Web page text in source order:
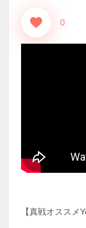
0
【真戦オススメ